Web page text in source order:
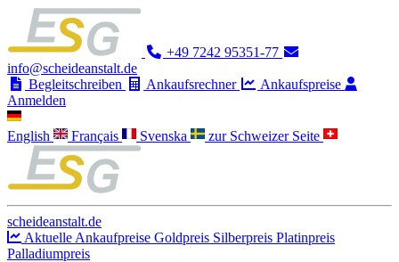
+49 7242 95351-77
info@scheideanstalt.de
Begleitschreiben
Ankaufsrechner
Ankaufspreise
Anmelden
English Français Svenska zur Schweizer Seite
scheideanstalt.de
Aktuelle Ankaufpreise Goldpreis Silberpreis Platinpreis
Palladiumpreis